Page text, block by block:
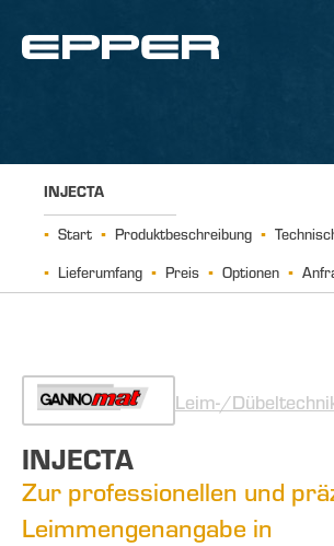
INJECTA
Start Produktbeschreibung
Lieferumfang
Preis Optionen
Leim-/
INJECTA
Zur professionellen und
Leimmengenangabe in